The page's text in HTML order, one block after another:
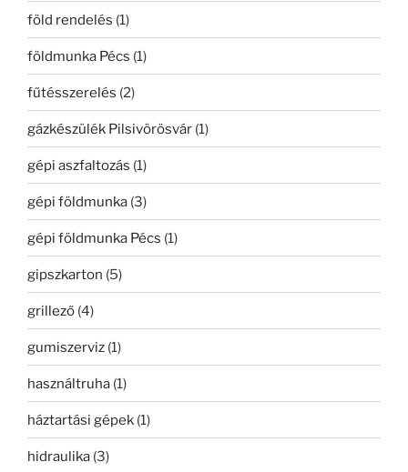
föld rendelés (1)
földmunka Pécs (1)
fűtésszerelés (2)
gázkészülék Pilsivörösvár (1)
gépi aszfaltozás (1)
gépi földmunka (3)
gépi földmunka Pécs (1)
gipszkarton (5)
grillező (4)
gumiszerviz (1)
használtruha (1)
háztartási gépek (1)
hidraulika (3)